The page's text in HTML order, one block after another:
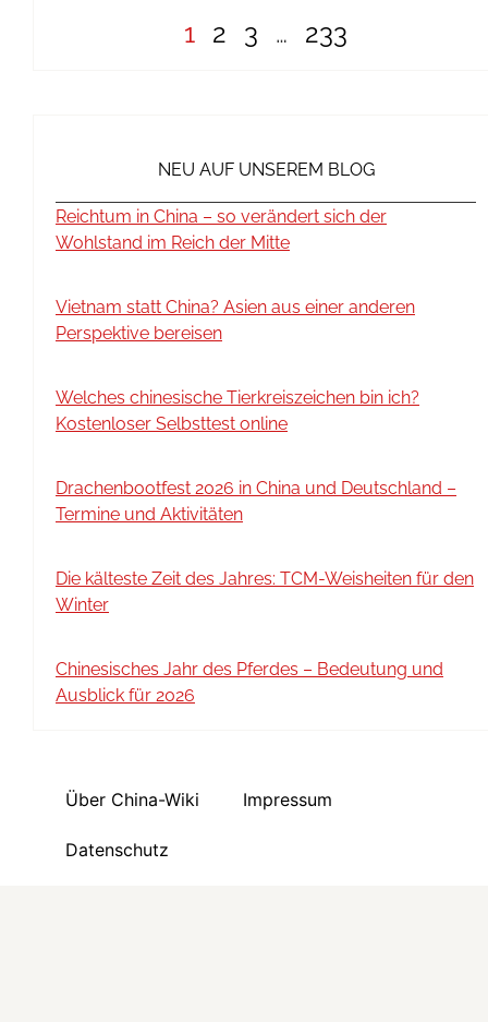
1 2 3 … 233
NEU AUF UNSEREM BLOG
Reichtum in China – so verändert sich der
Wohlstand im Reich der Mitte
Vietnam statt China? Asien aus einer anderen
Perspektive bereisen
Welches chinesische Tierkreiszeichen bin ich?
Kostenloser Selbsttest online
Drachenbootfest 2026 in China und Deutschland –
Termine und Aktivitäten
Die kälteste Zeit des Jahres: TCM-Weisheiten für den
Winter
Chinesisches Jahr des Pferdes – Bedeutung und
Ausblick für 2026
Über China-Wiki Impressum
Datenschutz